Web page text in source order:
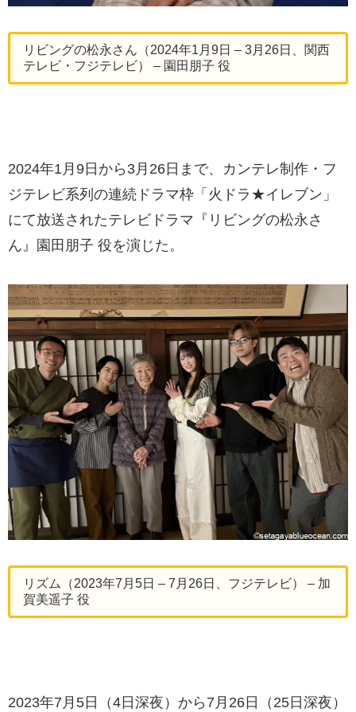
リビングの松永さん（2024年1月9日 – 3月26日、関西
テレビ・フジテレビ） – 園田朋子 役
2024年1月9日から3月26日まで、カンテレ制作・フ
ジテレビ系列の連続ドラマ枠「火ドラ★イレブン」
にて放送されたテレビドラマ『リビングの松永さ
ん』園田朋子 役を演じた。
リズム（2023年7月5日 – 7月26日、フジテレビ） – 加
賀美遥子 役
2023年7月5日（4日深夜）から7月26日（25日深夜）